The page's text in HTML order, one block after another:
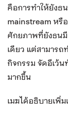
คือการทำให้ยังธ
mainstream หรื
ศักยภาพที่ยังธนมี
เดียว แต่สามาร
กิจกรรม จัดอีเว้น
มากขึ้น
เมฆได้อธิบายเพิ่